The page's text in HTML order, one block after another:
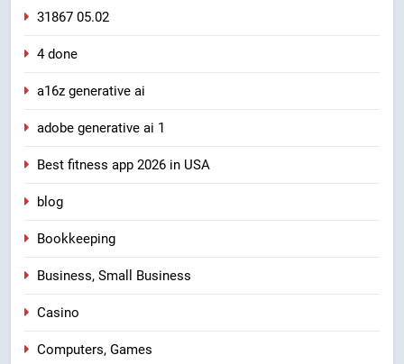
31867 05.02
4 done
a16z generative ai
adobe generative ai 1
Best fitness app 2026 in USA
blog
Bookkeeping
Business, Small Business
Casino
Computers, Games